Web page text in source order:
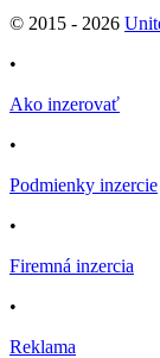
© 2015 - 2026
•
Ako inzerovať
•
Podmienky inzercie
•
Firemná inzercia
•
Reklama